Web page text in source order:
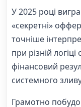
У 2025 році
«секретні»
точніше
при різній
фінансовий
системного
Грамотно